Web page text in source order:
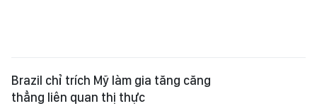
Brazil chỉ trích Mỹ làm gia tăng căng
thẳng liên quan thị thực